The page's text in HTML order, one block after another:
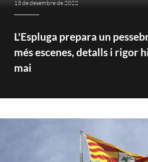
13 de desembre de 2022
L'Espluga prepara un
més escenes, detalls i rigor
mai